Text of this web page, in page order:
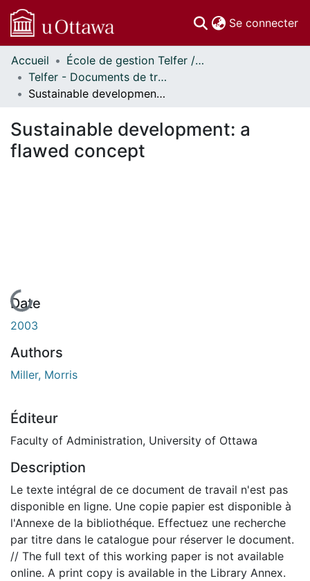
Se connecter
Communautés
et collections
Parcourir
À propos
Accueil
École de gestion Telfer // Telfer School of Management
Telfer - Documents de travail // Telfer - Working Papers
Sustainable development: a flawed concept
Sustainable development: a
flawed concept
En cours de chargement...
Date
2003
Authors
Miller, Morris
Éditeur
Faculty of Administration, University of Ottawa
Description
Le texte intégral de ce document de travail n'est pas
disponible en ligne. Une copie papier est disponible à
l'Annexe de la bibliothéque. Effectuez une recherche
par titre dans le catalogue pour réserver le document.
// The full text of this working paper is not available
online. A print copy is available in the Library Annex.